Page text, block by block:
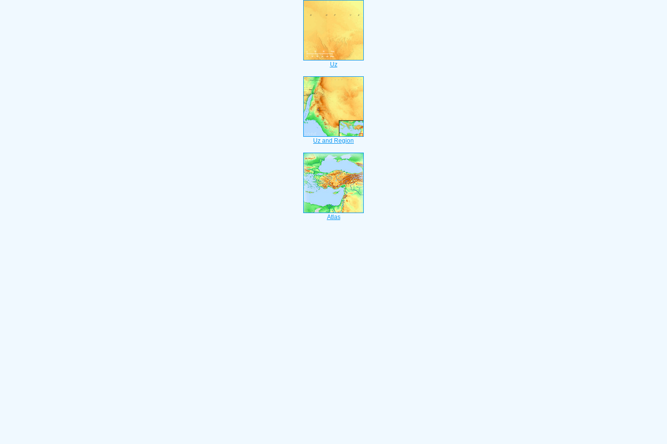
Uz
Uz and Region